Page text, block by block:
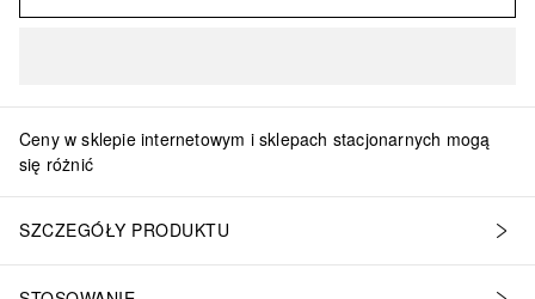
Ceny w sklepie internetowym i sklepach stacjonarnych mogą
się różnić
SZCZEGÓŁY PRODUKTU